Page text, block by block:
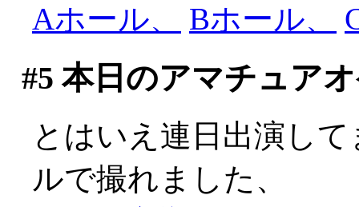
Aホール、
Bホール、
#5 本日のアマチュア
とはいえ連日出演し
ルで撮れました、